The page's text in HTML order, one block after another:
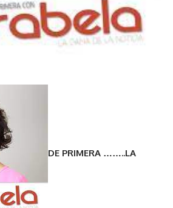
DE PRIMERA ……..LA